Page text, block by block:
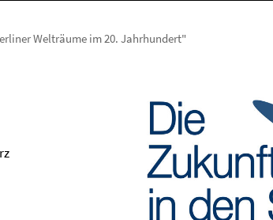
Welträume im 20. Jahrhundert"